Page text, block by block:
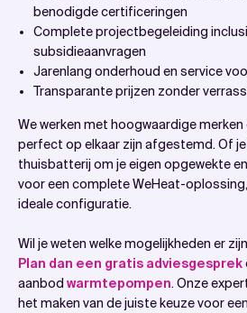
benodigde certificeringen
Complete projectbegeleiding
subsidieaanvragen
Jarenlang onderhoud en service
Transparante prijzen zonder
We werken met hoogwaardige
perfect op elkaar zijn afgestemd. Of
thuisbatterij om je eigen opgewekte
voor een complete WeHeat-
ideale configuratie.
Wil je weten welke mogelijkheden er
Plan dan een gratis adviesgesprek
aanbod warmtepompen. Onze
het maken van de juiste keuze voor